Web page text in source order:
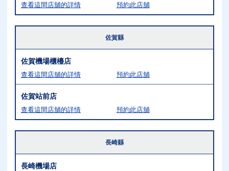
查看這間店舖的詳情 預約此店舖
佐賀縣
佐賀機場櫃檯店
查看這間店舖的詳情 預約此店舖
佐賀站前店
查看這間店舖的詳情 預約此店舖
長崎縣
長崎機場店